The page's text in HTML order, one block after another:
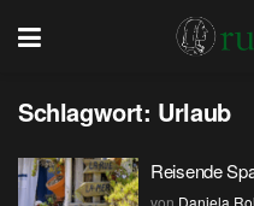
Schlagwort: Urlaub
Reisende
von Daniela